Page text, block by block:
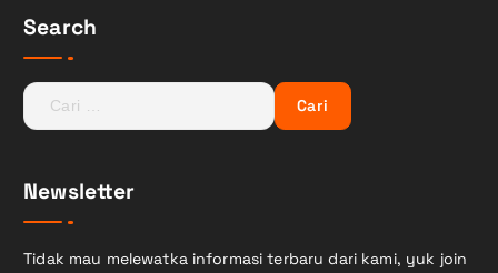
Search
C
a
u
n
Newsletter
Tidak mau melewatka informasi terbaru dari kami, yuk join